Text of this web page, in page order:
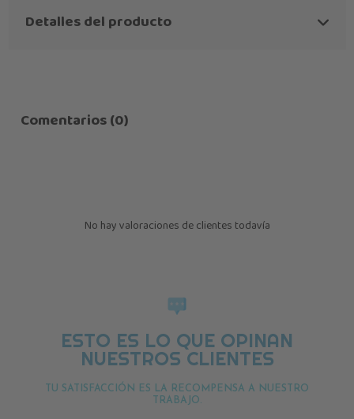
Detalles del producto
Comentarios (0)
No hay valoraciones de clientes todavía
ESTO ES LO QUE OPINAN
NUESTROS CLIENTES
TU SATISFACCIÓN ES LA RECOMPENSA A NUESTRO
TRABAJO.